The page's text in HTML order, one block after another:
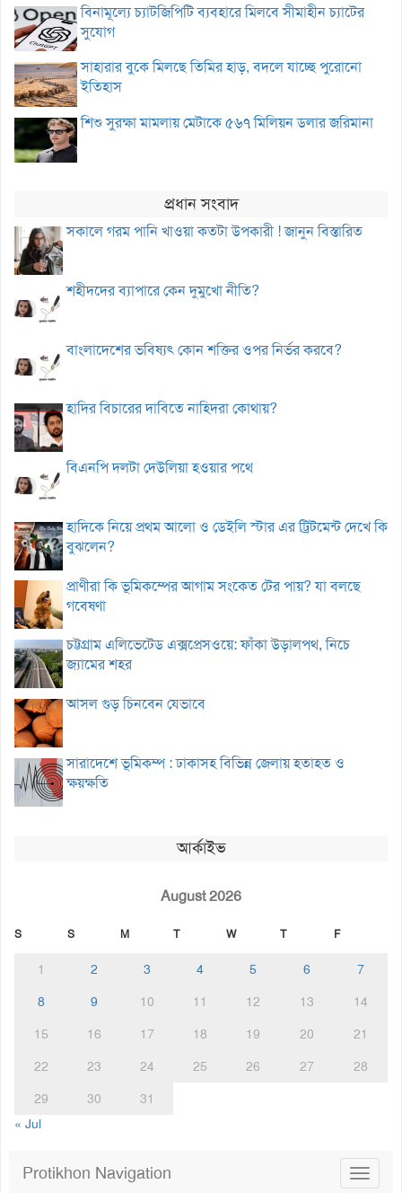
বিনামূল্যে চ্যাটজিপিটি ব্যবহারে মিলবে সীমাহীন চ্যাটের
সুযোগ
সাহারার বুকে মিলছে তিমির হাড়, বদলে যাচ্ছে পুরোনো
ইতিহাস
শিশু সুরক্ষা মামলায় মেটাকে ৫৬৭ মিলিয়ন ডলার জরিমানা
প্রধান সংবাদ
সকালে গরম পানি খাওয়া কতটা উপকারী ! জানুন বিস্তারিত
শহীদদের ব্যাপারে কেন দুমুখো নীতি?
বাংলাদেশের ভবিষ্যৎ কোন শক্তির ওপর নির্ভর করবে?
হাদির বিচারের দাবিতে নাহিদরা কোথায়?
বিএনপি দলটা দেউলিয়া হওয়ার পথে
হাদিকে নিয়ে প্রথম আলো ও ডেইলি স্টার এর ট্রিটমেন্ট দেখে কি
বুঝলেন?
প্রাণীরা কি ভূমিকম্পের আগাম সংকেত টের পায়? যা বলছে
গবেষণা
চট্টগ্রাম এলিভেটেড এক্সপ্রেসওয়ে: ফাঁকা উড়ালপথ, নিচে
জ্যামের শহর
আসল গুড় চিনবেন যেভাবে
সারাদেশে ভূমিকম্প : ঢাকাসহ বিভিন্ন জেলায় হতাহত ও
ক্ষয়ক্ষতি
আর্কাইভ
August 2026
S S M T W T F
1 2 3 4 5 6
7
8
9 10 11 12 13
14
15
16 17 18 19 20
21
22
23 24 25 26 27
28
29
30
31
« Jul
Toggle
Protikhon Navigation